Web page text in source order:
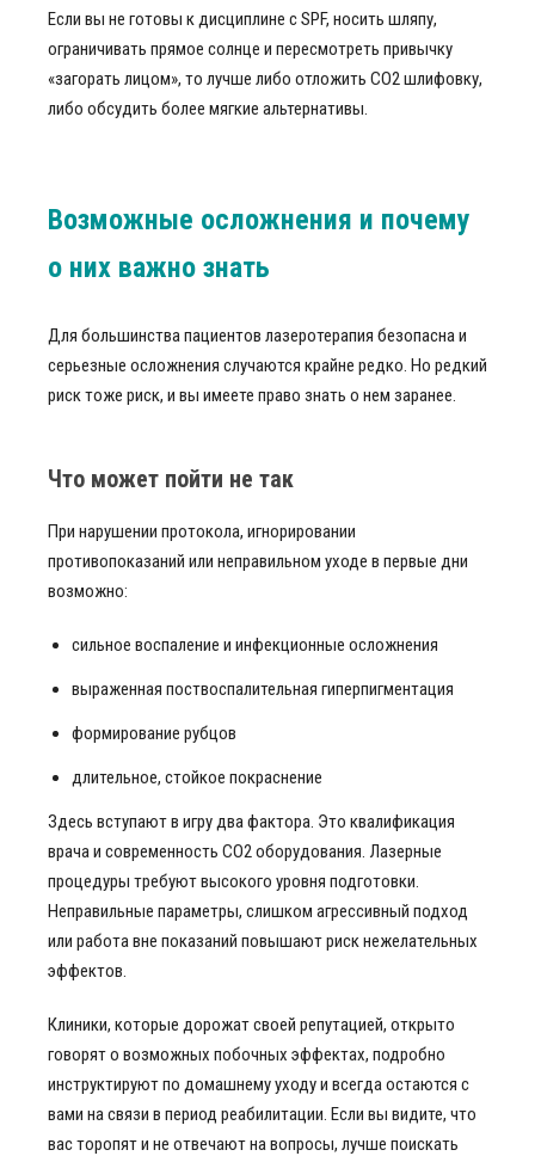
Если вы не готовы к дисциплине с SPF, носить шляпу,
ограничивать прямое солнце и пересмотреть привычку
«загорать лицом», то лучше либо отложить СО2 шлифовку,
либо обсудить более мягкие альтернативы.
Возможные осложнения и почему
о них важно знать
Для большинства пациентов лазеротерапия безопасна и
серьезные осложнения случаются крайне редко. Но редкий
риск тоже риск, и вы имеете право знать о нем заранее.
Что может пойти не так
При нарушении протокола, игнорировании
противопоказаний или неправильном уходе в первые дни
возможно:
сильное воспаление и инфекционные осложнения
выраженная поствоспалительная гиперпигментация
формирование рубцов
длительное, стойкое покраснение
Здесь вступают в игру два фактора. Это квалификация
врача и современность СО2 оборудования. Лазерные
процедуры требуют высокого уровня подготовки.
Неправильные параметры, слишком агрессивный подход
или работа вне показаний повышают риск нежелательных
эффектов.
Клиники, которые дорожат своей репутацией, открыто
говорят о возможных побочных эффектах, подробно
инструктируют по домашнему уходу и всегда остаются с
вами на связи в период реабилитации. Если вы видите, что
вас торопят и не отвечают на вопросы, лучше поискать